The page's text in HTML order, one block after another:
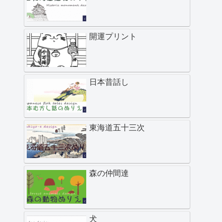
開運プリント
日本昔話し
東海道五十三次
森の仲間達
犬